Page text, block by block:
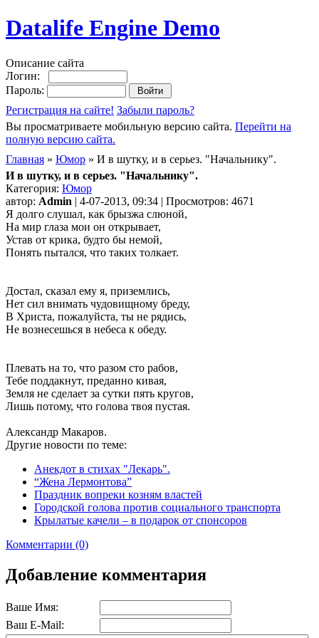
Datalife Engine Demo
Описание сайта
Логин:
Пароль:
Регистрация на сайте! Забыли пароль?
Вы просматриваете мобильную версию сайта. Перейти на
полную версию сайта.
Главная » Юмор » И в шутку, и в серьез. "Начальнику".
И в шутку, и в серьез. "Начальнику".
Категория: Юмор
автор: Admin | 4-07-2013, 09:34 | Просмотров: 4671
Я долго слушал, как брызжа слюной,
На мир глаза мои он открывает,
Устав от крика, будто бы немой,
Понять пытался, что таких толкает.
Достал, сказал ему я, приземлись,
Нет сил внимать чудовищному бреду,
В Христа, пожалуйста, ты не рядись,
Не вознесешься в небеса к обеду.
Плевать на то, что разом сто рабов,
Тебе поддакнут, преданно кивая,
Земля не сделает за сутки пять кругов,
Лишь потому, что голова твоя пустая.
Александр Макаров.
Другие новости по теме:
Анекдот в стихах "Лекарь".
“Жена Лермонтова”
Праздник вопреки козням властей
Городской голова против социального транспорта
Крылатые качели – в подарок от спонсоров
Комментарии (0)
Добавление комментария
Ваше Имя:
Ваш E-Mail: